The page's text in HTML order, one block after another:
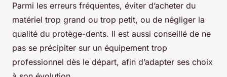
Parmi les erreurs fréquentes, éviter d’acheter du
matériel trop grand ou trop petit, ou de négliger la
qualité du protège-dents. Il est aussi conseillé de ne
pas se précipiter sur un équipement trop
professionnel dès le départ, afin d’adapter ses choix